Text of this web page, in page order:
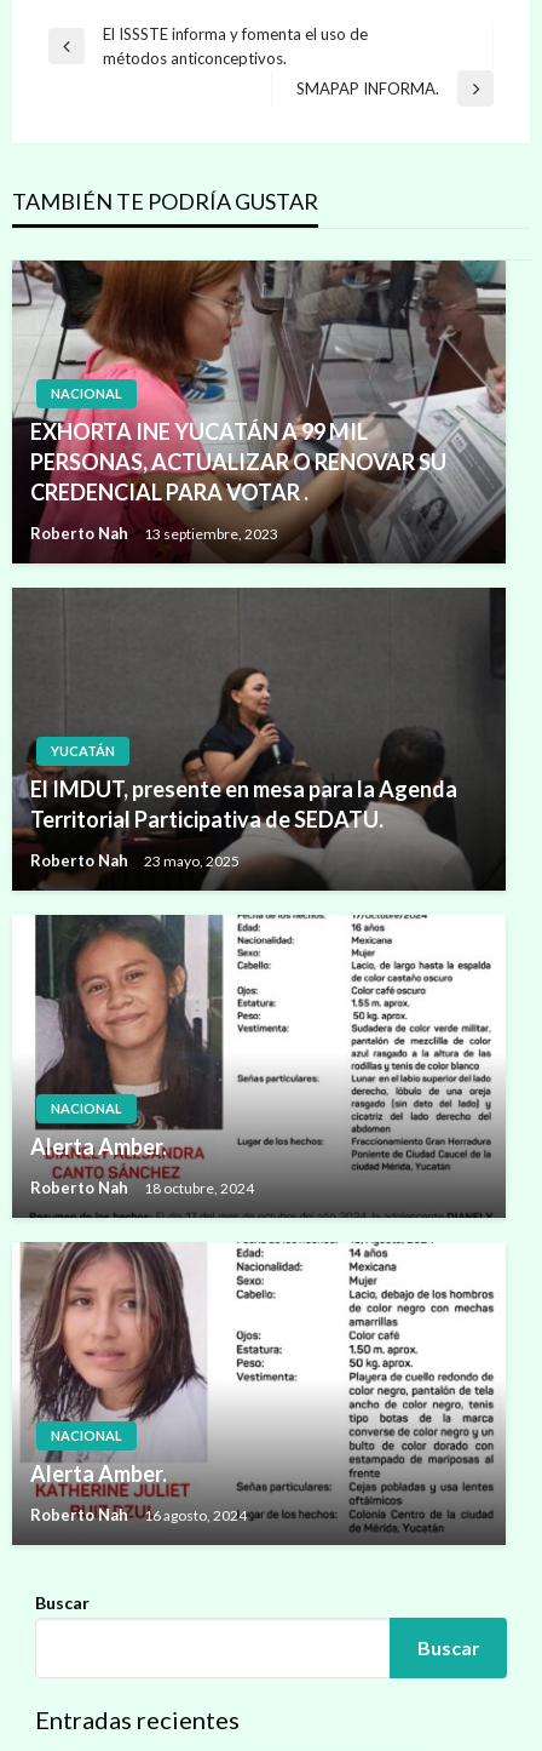
Navegación
Entrada
El ISSSTE informa y fomenta el uso de
métodos anticonceptivos.
Entrada
SMAPAP INFORMA.
TAMBIÉN TE PODRÍA GUSTAR
NACIONAL
EXHORTA INE YUCATÁN A 99 MIL
PERSONAS, ACTUALIZAR O RENOVAR SU
CREDENCIAL PARA VOTAR .
Roberto Nah 13 septiembre, 2023
YUCATÁN
El IMDUT, presente en mesa para la Agenda
Territorial Participativa de SEDATU.
Roberto Nah 23 mayo, 2025
NACIONAL
Alerta Amber.
Roberto Nah 18 octubre, 2024
NACIONAL
Alerta Amber.
Roberto Nah 16 agosto, 2024
Buscar
Buscar
Entradas recientes